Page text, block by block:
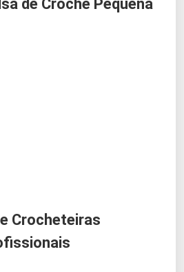
de Crochê Pequena
Crocheteiras